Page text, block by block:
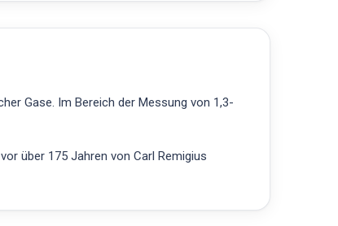
Gase. Im Bereich der Messung von 1,3-
über 175 Jahren von Carl Remigius